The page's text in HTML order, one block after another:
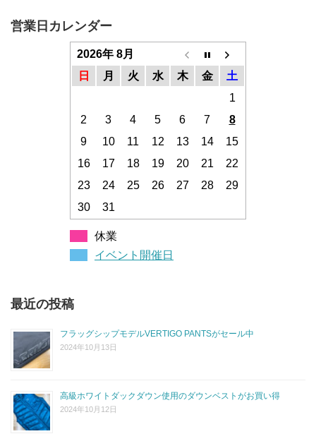
営業日カレンダー
2026年 8月
日
月 火 水 木 金
土
1
2
3 4 5 6 7
8
9
10 11 12 13 14
15
16
17 18 19 20 21
22
23
24 25 26 27 28
29
30
31
休業
イベント開催日
最近の投稿
フラッグシップモデルVERTIGO PANTSがセール中
2024年10月13日
高級ホワイトダックダウン使用のダウンベストがお買い得
2024年10月12日